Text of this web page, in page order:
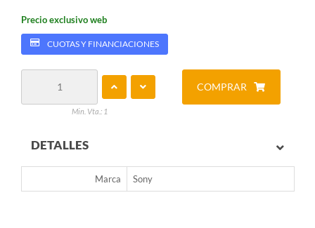
Precio exclusivo web
CUOTAS Y FINANCIACIONES
Min. Vta.: 1
COMPRAR
DETALLES
Marca Sony